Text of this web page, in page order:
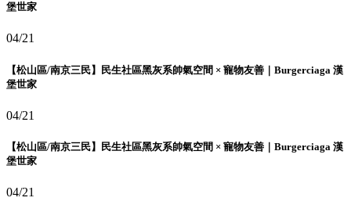
堡世家
04/21
【松山區/南京三民】民生社區黑灰系帥氣空間 × 寵物友善｜Burgerciaga 漢
堡世家
04/21
【松山區/南京三民】民生社區黑灰系帥氣空間 × 寵物友善｜Burgerciaga 漢
堡世家
04/21